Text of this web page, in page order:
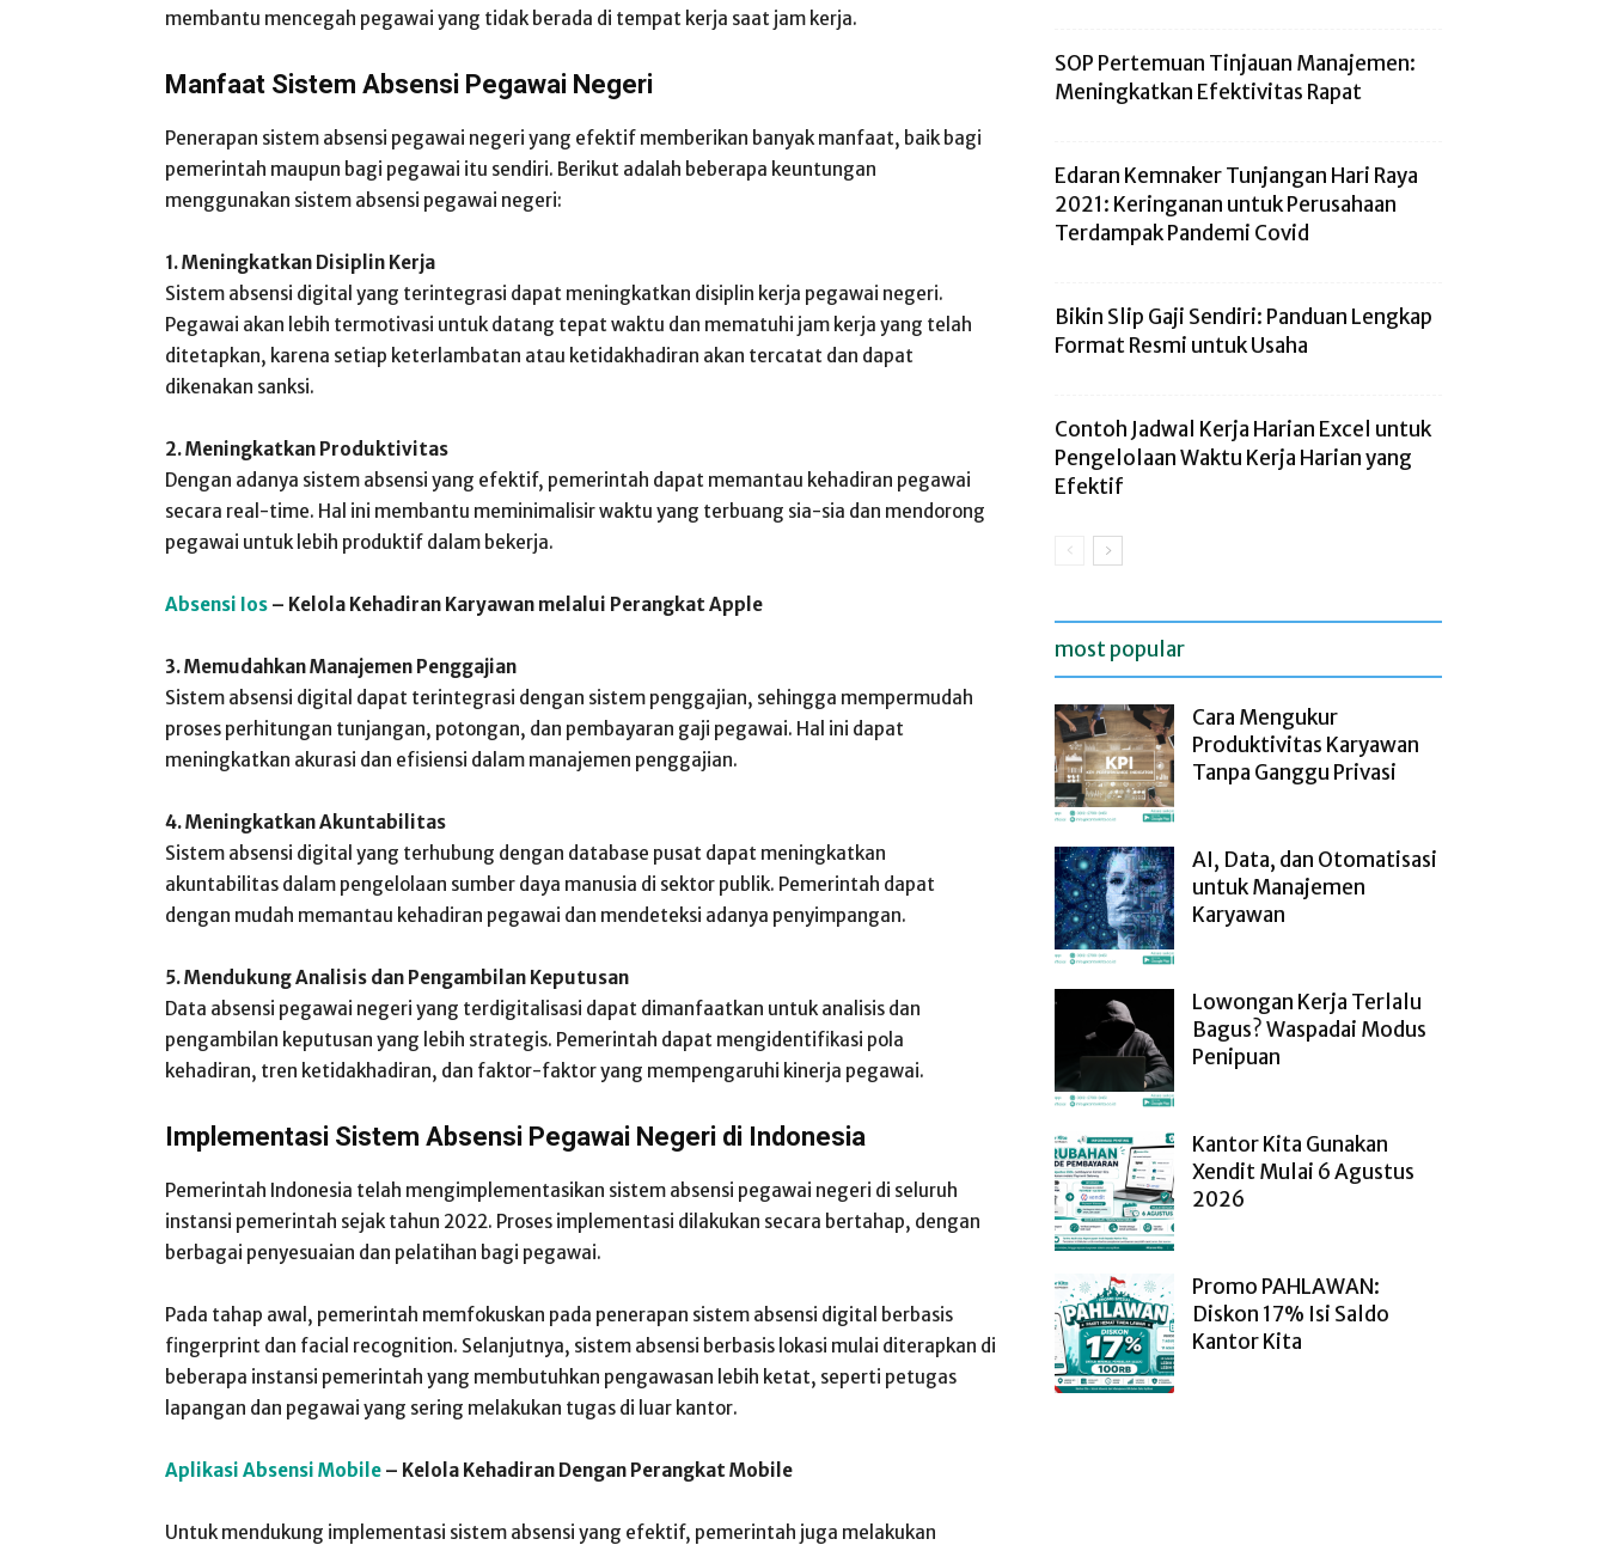
membantu mencegah pegawai yang tidak berada di tempat kerja saat jam kerja.
Manfaat Sistem Absensi Pegawai Negeri
Penerapan sistem absensi pegawai negeri yang efektif memberikan banyak manfaat, baik bagi
pemerintah maupun bagi pegawai itu sendiri. Berikut adalah beberapa keuntungan
menggunakan sistem absensi pegawai negeri:
1. Meningkatkan Disiplin Kerja
Sistem absensi digital yang terintegrasi dapat meningkatkan disiplin kerja pegawai negeri.
Pegawai akan lebih termotivasi untuk datang tepat waktu dan mematuhi jam kerja yang telah
ditetapkan, karena setiap keterlambatan atau ketidakhadiran akan tercatat dan dapat
dikenakan sanksi.
2. Meningkatkan Produktivitas
Dengan adanya sistem absensi yang efektif, pemerintah dapat memantau kehadiran pegawai
secara real-time. Hal ini membantu meminimalisir waktu yang terbuang sia-sia dan mendorong
pegawai untuk lebih produktif dalam bekerja.
Absensi Ios – Kelola Kehadiran Karyawan melalui Perangkat Apple
3. Memudahkan Manajemen Penggajian
Sistem absensi digital dapat terintegrasi dengan sistem penggajian, sehingga mempermudah
proses perhitungan tunjangan, potongan, dan pembayaran gaji pegawai. Hal ini dapat
meningkatkan akurasi dan efisiensi dalam manajemen penggajian.
4. Meningkatkan Akuntabilitas
Sistem absensi digital yang terhubung dengan database pusat dapat meningkatkan
akuntabilitas dalam pengelolaan sumber daya manusia di sektor publik. Pemerintah dapat
dengan mudah memantau kehadiran pegawai dan mendeteksi adanya penyimpangan.
5. Mendukung Analisis dan Pengambilan Keputusan
Data absensi pegawai negeri yang terdigitalisasi dapat dimanfaatkan untuk analisis dan
pengambilan keputusan yang lebih strategis. Pemerintah dapat mengidentifikasi pola
kehadiran, tren ketidakhadiran, dan faktor-faktor yang mempengaruhi kinerja pegawai.
Implementasi Sistem Absensi Pegawai Negeri di Indonesia
Pemerintah Indonesia telah mengimplementasikan sistem absensi pegawai negeri di seluruh
instansi pemerintah sejak tahun 2022. Proses implementasi dilakukan secara bertahap, dengan
berbagai penyesuaian dan pelatihan bagi pegawai.
Pada tahap awal, pemerintah memfokuskan pada penerapan sistem absensi digital berbasis
fingerprint dan facial recognition. Selanjutnya, sistem absensi berbasis lokasi mulai diterapkan di
beberapa instansi pemerintah yang membutuhkan pengawasan lebih ketat, seperti petugas
lapangan dan pegawai yang sering melakukan tugas di luar kantor.
Aplikasi Absensi Mobile – Kelola Kehadiran Dengan Perangkat Mobile
Untuk mendukung implementasi sistem absensi yang efektif, pemerintah juga melakukan
SOP Pertemuan Tinjauan Manajemen:
Meningkatkan Efektivitas Rapat
Edaran Kemnaker Tunjangan Hari Raya
2021: Keringanan untuk Perusahaan
Terdampak Pandemi Covid
Bikin Slip Gaji Sendiri: Panduan Lengkap
Format Resmi untuk Usaha
Contoh Jadwal Kerja Harian Excel untuk
Pengelolaan Waktu Kerja Harian yang
Efektif
most popular
Cara Mengukur
Produktivitas Karyawan
Tanpa Ganggu Privasi
AI, Data, dan Otomatisasi
untuk Manajemen
Karyawan
Lowongan Kerja Terlalu
Bagus? Waspadai Modus
Penipuan
Kantor Kita Gunakan
Xendit Mulai 6 Agustus
2026
Promo PAHLAWAN:
Diskon 17% Isi Saldo
Kantor Kita